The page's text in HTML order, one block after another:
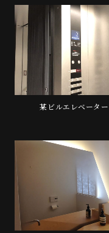
某ビルエレベーター